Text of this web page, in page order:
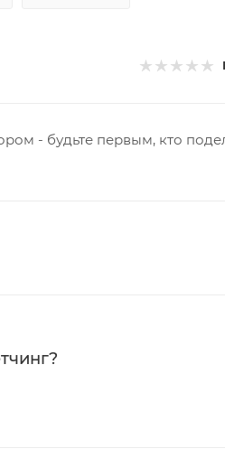
- будьте первым, кто